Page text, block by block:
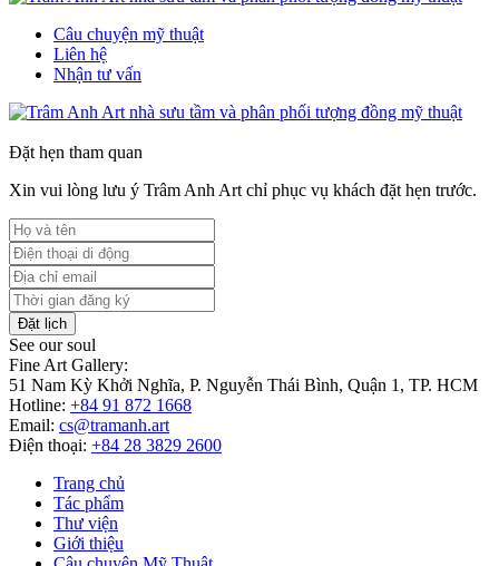
Câu chuyện mỹ thuật
Liên hệ
Nhận tư vấn
Đặt hẹn tham quan
Xin vui lòng lưu ý Trâm Anh Art chỉ phục vụ khách đặt hẹn trước.
Đặt lịch
See our soul
Fine Art Gallery:
51 Nam Kỳ Khởi Nghĩa, P. Nguyễn Thái Bình, Quận 1, TP. HCM
Hotline: +84 91 872 1668
Email: cs@tramanh.art
Điện thoại: +84 28 3829 2600
Trang chủ
Tác phẩm
Thư viện
Giới thiệu